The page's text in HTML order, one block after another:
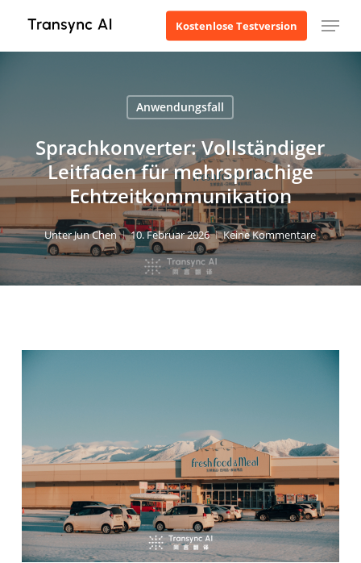
Hauptinhalt
springen
Kostenlose Testversion Menü
Anwendungsfall
Sprachkonverter: Vollständiger
Leitfaden für mehrsprachige
Echtzeitkommunikation
UnterJun Chen 10. Februar 2026 Keine Kommentare